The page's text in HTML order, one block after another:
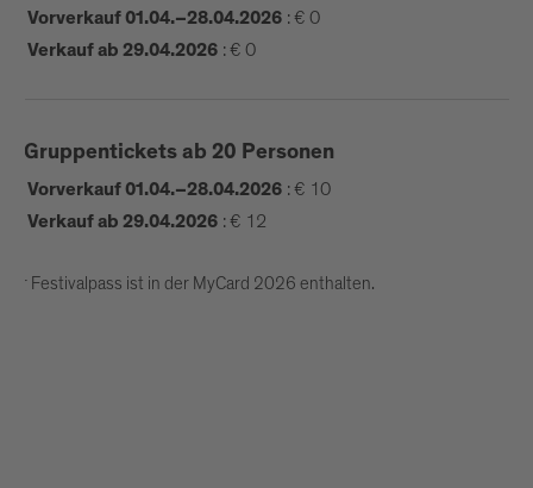
Vorverkauf 01.04.–28.04.2026 :€ 0
Verkauf ab 29.04.2026 :€ 0
Gruppentickets ab 20 Personen
Vorverkauf 01.04.–28.04.2026 :€ 10
Verkauf ab 29.04.2026 :€ 12
Der Festivalpass ist in der MyCard 2026 enthalten.